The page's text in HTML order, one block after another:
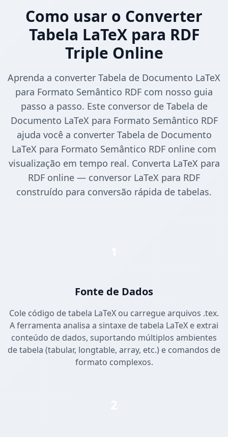
Como usar o Converter
Tabela LaTeX para RDF
Triple Online
Aprenda a converter Tabela de Documento LaTeX
para Formato Semântico RDF com nosso guia
passo a passo. Este conversor de Tabela de
Documento LaTeX para Formato Semântico RDF
ajuda você a converter Tabela de Documento
LaTeX para Formato Semântico RDF online com
visualização em tempo real. Converta LaTeX para
RDF online — conversor LaTeX para RDF
construído para conversão rápida de tabelas.
Fonte de Dados
Cole código de tabela LaTeX ou carregue arquivos .tex.
A ferramenta analisa a sintaxe de tabela LaTeX e extrai
conteúdo de dados, suportando múltiplos ambientes
de tabela (tabular, longtable, array, etc.) e comandos de
formato complexos.